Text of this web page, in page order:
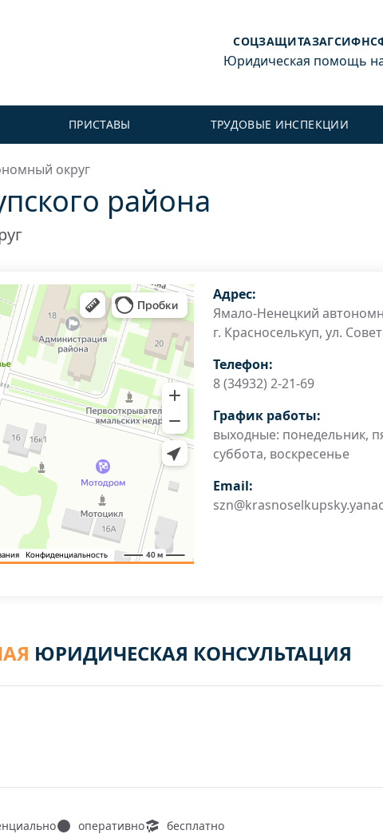
СОЦЗАЩИТАЗАГСИФНС
Юридическая помощь
ПРИСТАВЫ ТРУДОВЫЕ ИНСПЕКЦИИ
округ
района
Адрес:
Ямало-Ненецкий
г. Красноселькуп, ул.
Телефон:
8 (34932) 2-21-69
График работы:
выходные: понедельник,
суббота, воскресенье
Email:
ЮРИДИЧЕСКАЯ КОНСУЛЬТАЦИЯ
оперативно бесплатно